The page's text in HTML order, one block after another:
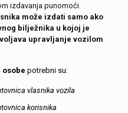
izdavanja punomoći.
može izdati samo ako
bilježnika u kojoj je
upravljanje vozilom
potrebni su:
vlasnika vozila
korisnika